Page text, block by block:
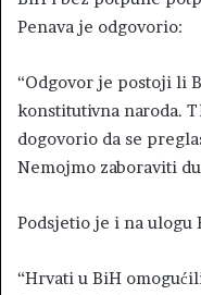
Penava je odgovorio:
“Odgovor je postoji li
konstitutivna naroda.
dogovorio da se
Nemojmo zaboraviti
Podsjetio je i na
“Hrvati u BiH